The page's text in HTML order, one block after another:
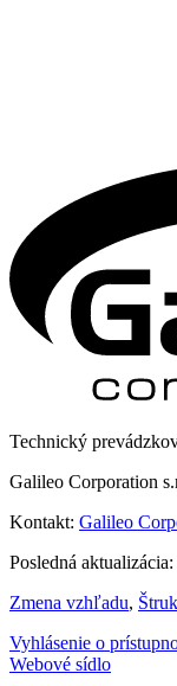
Technický
Galileo Corporation
Kontakt: Galileo
Posledná
Zmena vzhľadu,
Vyhlásenie o
Webové sídlo